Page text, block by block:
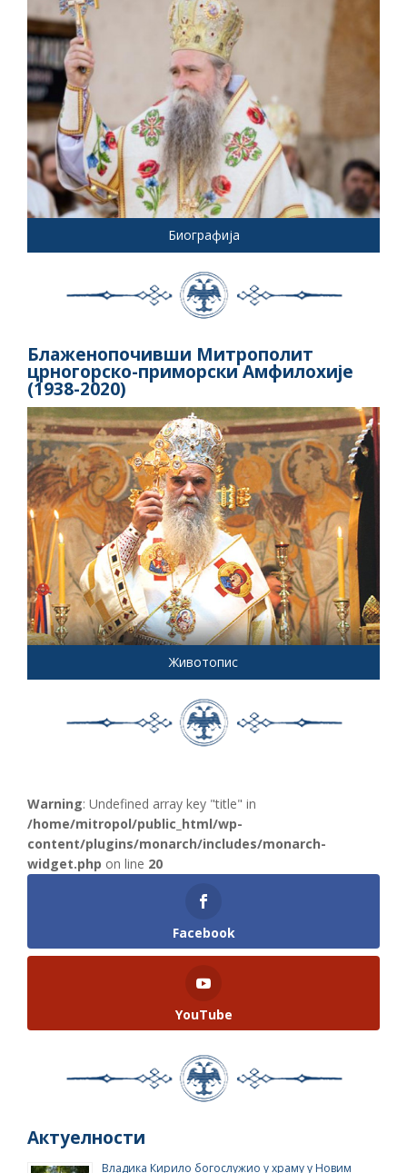
Биографија
Блаженопочивши Митрополит
црногорско-приморски Амфилохије
(1938-2020)
Животопис
Warning: Undefined array key "title" in
/home/mitropol/public_html/wp-
content/plugins/monarch/includes/monarch-
widget.php on line 20
Facebook
YouTube
Актуелности
Владика Кирило богослужио у храму у Новим